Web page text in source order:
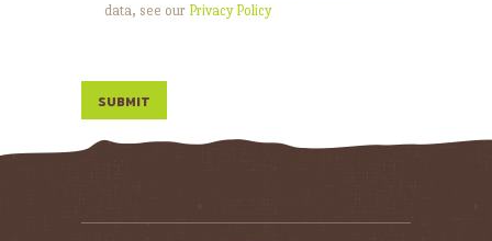
data, see our Privacy Policy